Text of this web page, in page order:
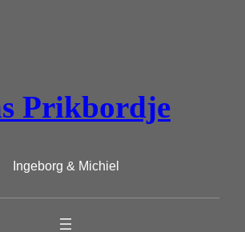
Prikbordje
Ingeborg & Michiel